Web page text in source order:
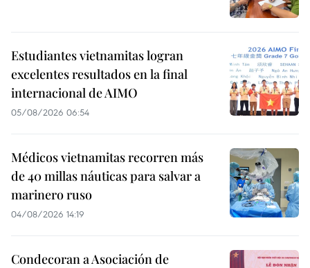
Estudiantes vietnamitas logran
excelentes resultados en la final
internacional de AIMO
05/08/2026 06:54
Médicos vietnamitas recorren más
de 40 millas náuticas para salvar a
marinero ruso
04/08/2026 14:19
Condecoran a Asociación de